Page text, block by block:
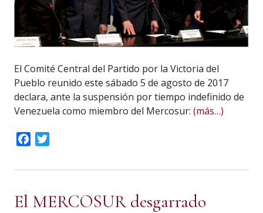
El Comité Central del Partido por la Victoria del
Pueblo reunido este sábado 5 de agosto de 2017
declara, ante la suspensión por tiempo indefinido de
Venezuela como miembro del Mercosur: (más…)
Facebook
El MERCOSUR desgarrado